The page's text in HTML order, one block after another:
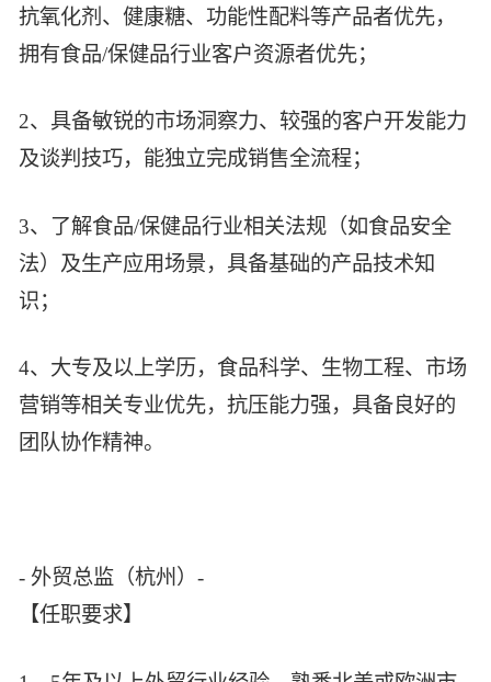
抗氧化剂、健康糖、功能性配料等产品者优先，
拥有食品/保健品行业客户资源者优先；
2、具备敏锐的市场洞察力、较强的客户开发能力
及谈判技巧，能独立完成销售全流程；
3、了解食品/保健品行业相关法规（如食品安全
法）及生产应用场景，具备基础的产品技术知
识；
4、大专及以上学历，食品科学、生物工程、市场
营销等相关专业优先，抗压能力强，具备良好的
团队协作精神。
- 外贸总监（杭州）-
【任职要求】